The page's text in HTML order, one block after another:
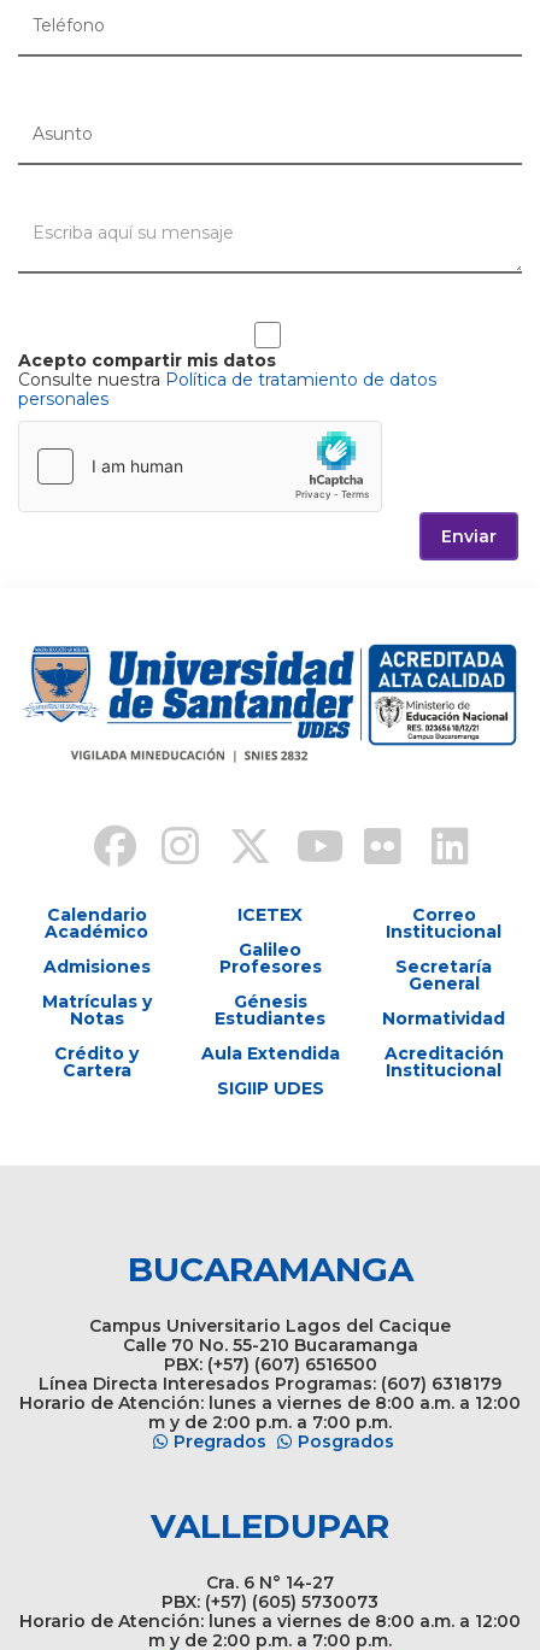
Acepto compartir mis datos
Consulte nuestra Política de tratamiento de datos
personales
Enviar
Calendario
Académico
Admisiones
Matrículas y
Notas
Crédito y
Cartera
ICETEX
Galileo
Profesores
Génesis
Estudiantes
Aula Extendida
SIGIIP UDES
Correo
Institucional
Secretaría
General
Normatividad
Acreditación
Institucional
BUCARAMANGA
Campus Universitario Lagos del Cacique
Calle 70 No. 55-210 Bucaramanga
PBX: (+57) (607) 6516500
Línea Directa Interesados Programas: (607) 6318179
Horario de Atención: lunes a viernes de 8:00 a.m. a 12:00
m y de 2:00 p.m. a 7:00 p.m.
Pregrados
Posgrados
VALLEDUPAR
Cra. 6 N° 14-27
PBX: (+57) (605) 5730073
Horario de Atención: lunes a viernes de 8:00 a.m. a 12:00
m y de 2:00 p.m. a 7:00 p.m.